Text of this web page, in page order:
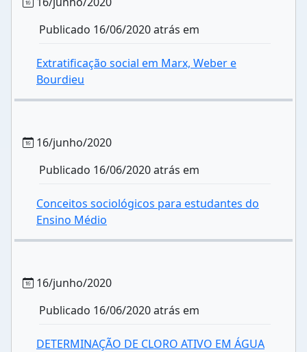
Publicado 16/06/2020 atrás em
Extratificação social em Marx, Weber e
Bourdieu
16/junho/2020
Publicado 16/06/2020 atrás em
Conceitos sociológicos para estudantes do
Ensino Médio
16/junho/2020
Publicado 16/06/2020 atrás em
DETERMINAÇÃO DE CLORO ATIVO EM ÁGUA